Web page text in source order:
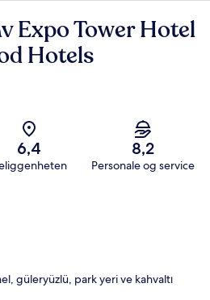
Expo Tower Hotel
Hotels
6,4 8,2
Personale og service
güleryüzlü, park yeri ve kahvaltı